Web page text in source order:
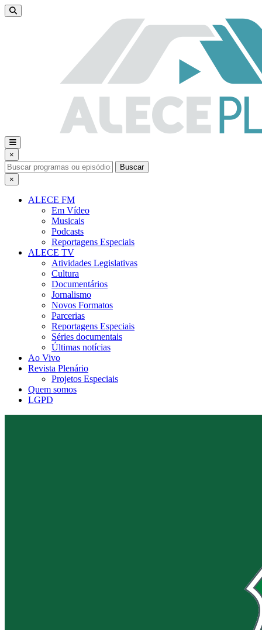
×
Buscar
×
ALECE FM
Em Vídeo
Musicais
Podcasts
Reportagens Especiais
ALECE TV
Atividades Legislativas
Cultura
Documentários
Jornalismo
Novos Formatos
Parcerias
Reportagens Especiais
Séries documentais
Últimas notícias
Ao Vivo
Revista Plenário
Projetos Especiais
Quem somos
LGPD